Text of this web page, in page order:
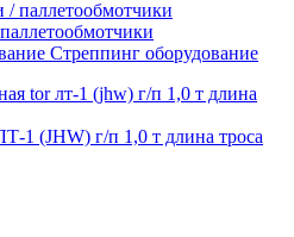
Стреппинг оборудование
1 (JHW) г/п 1,0 т длина троса